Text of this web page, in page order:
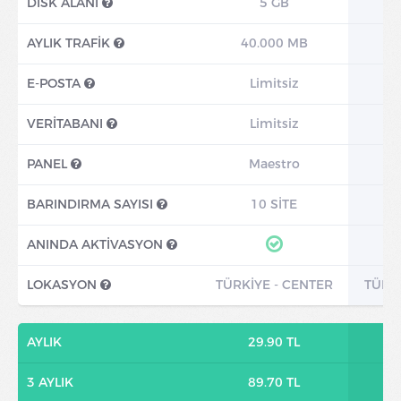
AYLIK TRAFİK 40.000 MB
E-POSTA Limitsiz
VERİTABANI Limitsiz
PANEL Maestro
BARINDIRMA SAYISI 10 SİTE
ANINDA AKTİVASYON
LOKASYON TÜRKİYE - CENTER
AYLIK 29.90 TL
3 AYLIK 89.70 TL